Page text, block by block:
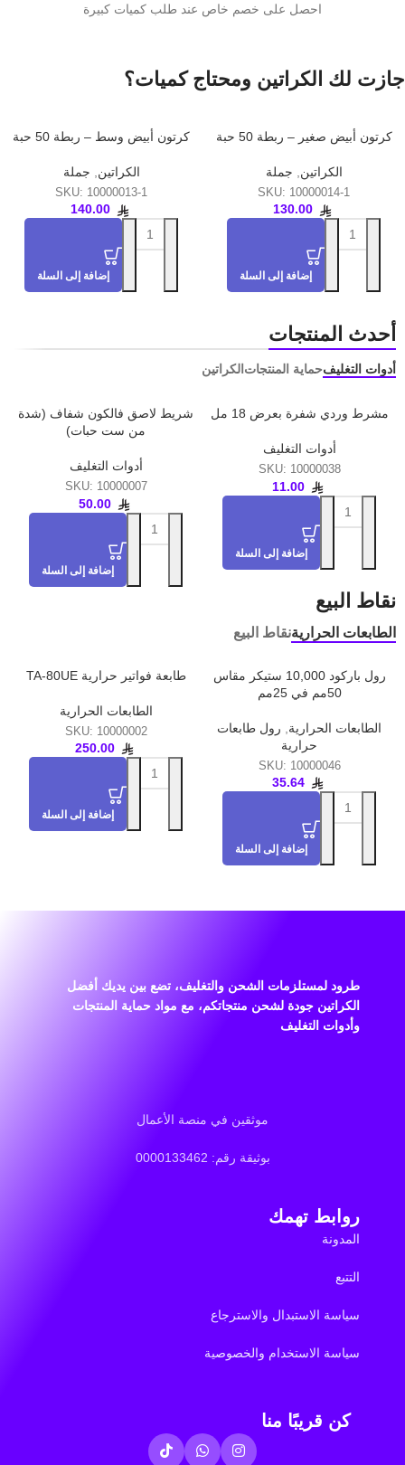
احصل على خصم خاص عند طلب كميات كبيرة
جازت لك الكراتين ومحتاج كميات؟
كرتون أبيض صغير – ربطة 50 حبة
الكراتين جملة
SKU: 10000014-1
130.00
إضافة إلى السلة
كرتون أبيض وسط – ربطة 50 حبة
الكراتين جملة
SKU: 10000013-1
140.00
إضافة إلى السلة
أحدث المنتجات
أدوات التغليفحماية المنتجات الكراتين
مشرط وردي شفرة بعرض 18 مل
أدوات التغليف
SKU: 10000038
11.00
إضافة إلى السلة
شريط لاصق فالكون شفاف (شدة
من ست حبات)
أدوات التغليف
SKU: 10000007
50.00
إضافة إلى السلة
نقاط البيع
الطابعات الحراريةنقاط البيع
رول باركود 10,000 ستيكر مقاس
50مم في 25مم
الطابعات الحرارية
رول طابعات
حرارية
SKU: 10000046
35.64
إضافة إلى السلة
طابعة فواتير حرارية TA-80UE
الطابعات الحرارية
SKU: 10000002
250.00
إضافة إلى السلة
طرود لمستلزمات الشحن والتغليف، تضع بين يديك أفضل
الكراتين جودة لشحن منتجاتكم، مع مواد حماية المنتجات
وأدوات التغليف
موثقين في منصة الأعمال
بوثيقة رقم: 0000133462
روابط تهمك
المدونة
التتبع
سياسة الاستبدال والاسترجاع
سياسة الاستخدام والخصوصية
كن قريبًا منا